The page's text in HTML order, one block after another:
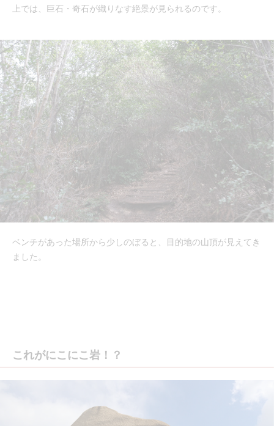
上では、巨石・奇石が織りなす絶景が見られるのです。
ベンチがあった場所から少しのぼると、目的地の山頂が見えてき
ました。
これがにこにこ岩！？